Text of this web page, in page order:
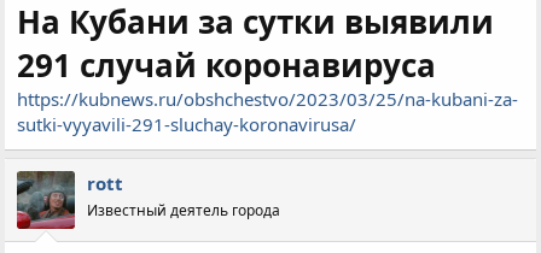
На Кубани за сутки выявили
291 случай коронавируса
https://kubnews.ru/obshchestvo/2023/03/25/na-kubani-za-
sutki-vyyavili-291-sluchay-koronavirusa/
rott
Известный деятель города